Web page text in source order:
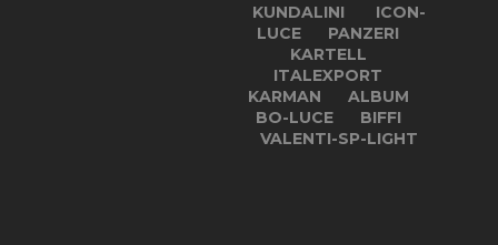
KUNDALINI
ICON-
LUCE
PANZERI
KARTELL
ITALEXPORT
KARMAN
ALBUM
BO-LUCE
BIFFI
VALENTI-SP-LIGHT